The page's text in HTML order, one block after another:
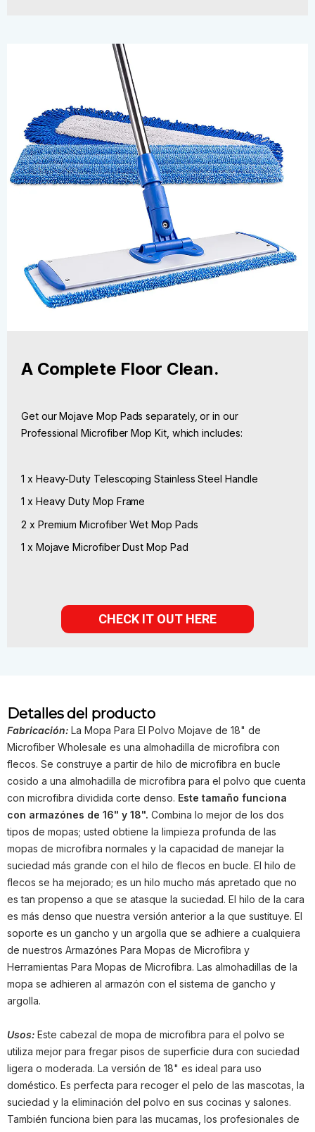
A Complete Floor Clean.
Get our Mojave Mop Pads separately, or in our
Professional Microfiber Mop Kit, which includes:
1 x Heavy-Duty Telescoping Stainless Steel Handle
1 x Heavy Duty Mop Frame
2 x Premium Microfiber Wet Mop Pads
1 x Mojave Microfiber Dust Mop Pad
CHECK IT OUT HERE
Detalles del producto
Fabricación: La Mopa Para El Polvo Mojave de 18" de
Microfiber Wholesale es una almohadilla de microfibra con
flecos. Se construye a partir de hilo de microfibra en bucle
cosido a una almohadilla de microfibra para el polvo que cuenta
con microfibra dividida corte denso. Este tamaño funciona
con armazónes de 16" y 18". Combina lo mejor de los dos
tipos de mopas; usted obtiene la limpieza profunda de las
mopas de microfibra normales y la capacidad de manejar la
suciedad más grande con el hilo de flecos en bucle. El hilo de
flecos se ha mejorado; es un hilo mucho más apretado que no
es tan propenso a que se atasque la suciedad. El hilo de la cara
es más denso que nuestra versión anterior a la que sustituye. El
soporte es un gancho y un argolla que se adhiere a cualquiera
de nuestros Armazónes Para Mopas de Microfibra y
Herramientas Para Mopas de Microfibra. Las almohadillas de la
mopa se adhieren al armazón con el sistema de gancho y
argolla.
Usos: Este cabezal de mopa de microfibra para el polvo se
utiliza mejor para fregar pisos de superficie dura con suciedad
ligera o moderada. La versión de 18" es ideal para uso
doméstico. Es perfecta para recoger el pelo de las mascotas, la
suciedad y la eliminación del polvo en sus cocinas y salones.
También funciona bien para las mucamas, los profesionales de